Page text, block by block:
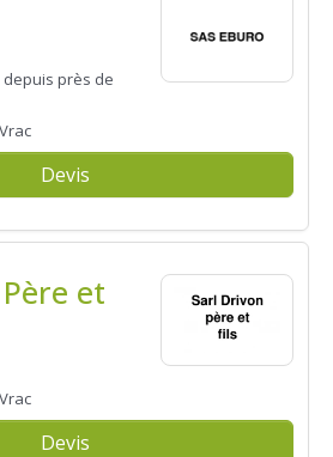
près de
Vrac
Devis
et
Vrac
Devis